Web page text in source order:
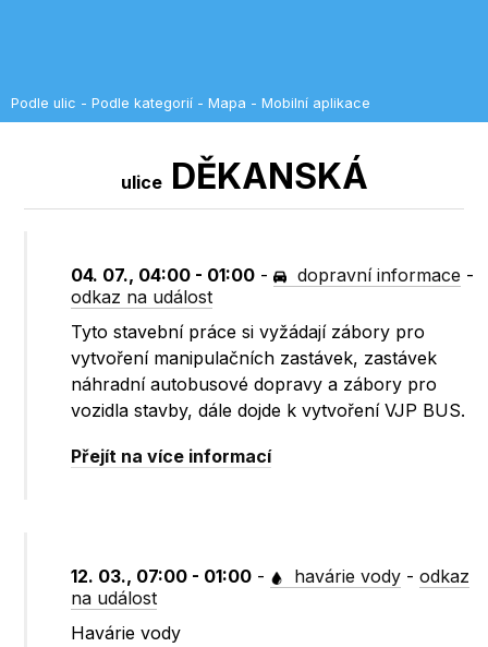
Podle ulic - Podle kategorií - Mapa - Mobilní aplikace
uliceDĚKANSKÁ
04. 07., 04:00 - 01:00 - dopravní informace -
odkaz na událost
Tyto stavební práce si vyžádají zábory pro
vytvoření manipulačních zastávek, zastávek
náhradní autobusové dopravy a zábory pro
vozidla stavby, dále dojde k vytvoření VJP BUS.
Přejít na více informací
12. 03., 07:00 - 01:00 - havárie vody -odkaz
na událost
Havárie vody